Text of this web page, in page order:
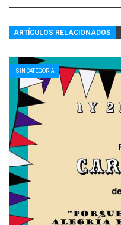
ARTÍCULOS RELACIONADOS
SIN CATEGORÍA